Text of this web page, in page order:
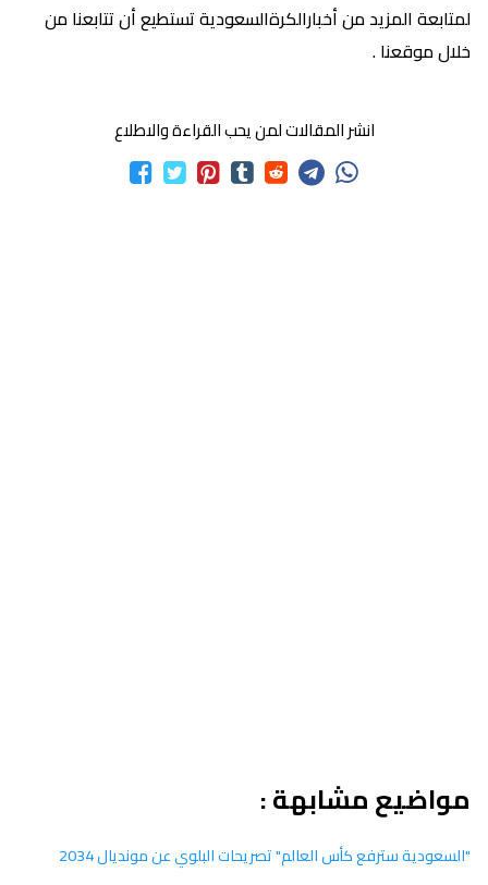
لمتابعة المزيد من أخبارالكرةالسعودية تستطيع أن تتابعنا من
خلال موقعنا .
انشر المقالات لمن يحب القراءة والاطلاع
مواضيع مشابهة :
"السعودية سترفع كأس العالم" تصريحات البلوي عن مونديال 2034